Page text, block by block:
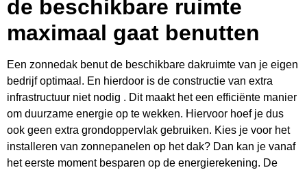
de beschikbare ruimte
maximaal gaat benutten
Een zonnedak benut de beschikbare dakruimte van je eigen
bedrijf optimaal. En hierdoor is de constructie van extra
infrastructuur niet nodig . Dit maakt het een efficiënte manier
om duurzame energie op te wekken. Hiervoor hoef je dus
ook geen extra grondoppervlak gebruiken. Kies je voor het
installeren van zonnepanelen op het dak? Dan kan je vanaf
het eerste moment besparen op de energierekening. De